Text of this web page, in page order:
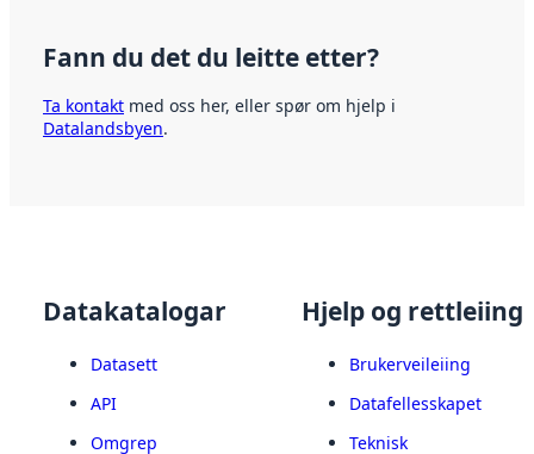
Fann du det du leitte etter?
Ta kontakt med oss her, eller spør om hjelp i
Datalandsbyen.
Datakatalogar
Datasett
API
Omgrep
Hjelp og rettleiing
Brukerveileiing
Datafellesskapet
Teknisk